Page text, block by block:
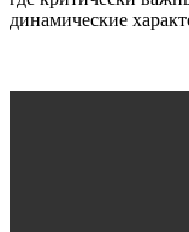
динамические